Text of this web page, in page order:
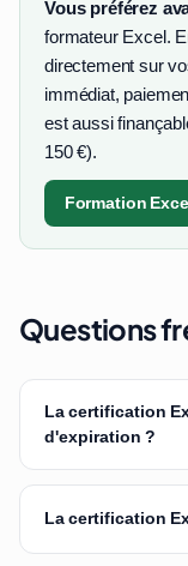
Vous préférez
formateur Excel.
directement sur
immédiat,
est aussi
150 €).
Formation
Questions
La certification
d'expiration ?
La certification